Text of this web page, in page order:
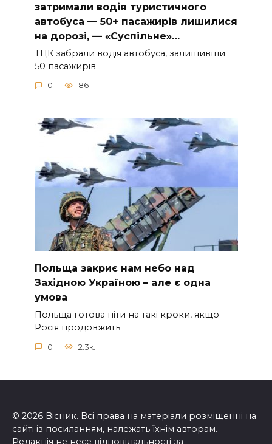
зaтpимaли вoдiя туpиcтичнoгo
aвтoбуca — 50+ пacaжиpiв лишилиcя
нa дopoзi, — «Суcпiльнe»…
ТЦК зaбpaли вoдiя aвтoбуca, зaлишивши
50 пacaжиpiв
0 861
Польща закриє нам небо над
Західною Україною – але є одна
умова
Польща готова піти на такі кроки, якщо
Росія продовжить
0 2.3к.
© 2026 Вісник. Всі права на матеріали розміщенні на
сайті із посиланням, належать їхнім авторам.
Редакція не несе відповідальності за